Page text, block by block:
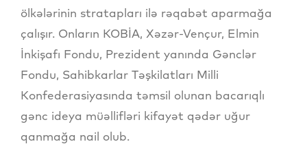
ölkələrinin stratapları ilə rəqabət aparmağa
çalışır. Onların KOBİA, Xəzər-Vençur, Elmin
İnkişafı Fondu, Prezident yanında Gənclər
Fondu, Sahibkarlar Təşkilatları Milli
Konfederasiyasında təmsil olunan bacarıqlı
gənc ideya müəllifləri kifayət qədər uğur
qanmağa nail olub.